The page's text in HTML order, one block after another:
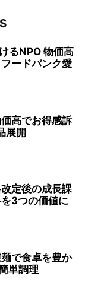
るNPO 物価高
ードバンク愛
高でお得感訴
展開
定後の成長課
3つの価値に
で食卓を豊か
単調理